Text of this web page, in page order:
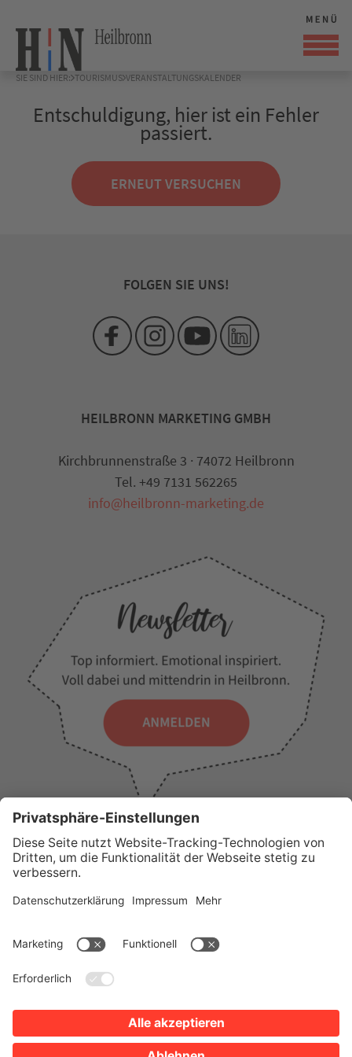
SIE SIND HIER: TOURISMUS VERANSTALTUNGSKALENDER
Entschuldigung, hier ist ein Fehler
passiert.
ERNEUT VERSUCHEN
FOLGEN SIE UNS!
WICHTIGE LINKS
PresseWir über unsTourist-Information
Erklärung zur Barrierefreiheit
Impressum
HEILBRONN MARKETING GMBH
Kirchbrunnenstraße 3 · 74072 Heilbronn
Tel. +49 7131 562265
info@heilbronn-marketing.de